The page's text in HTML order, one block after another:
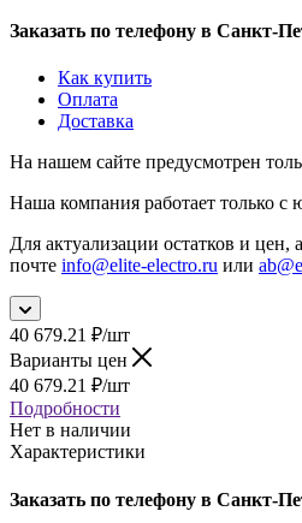
Заказать по телефону в Санкт-
Как купить
Оплата
Доставка
На нашем сайте предусмотрен
Наша компания работает только с
Для актуализации остатков и
почте info@elite-electro.ru или
40 679.21 ₽/шт
Варианты цен
40 679.21 ₽/шт
Подробности
Нет в наличии
Характеристики
Заказать по телефону в Санкт-